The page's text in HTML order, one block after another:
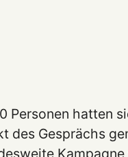
Personen hatten
des Gesprächs
Kampagne